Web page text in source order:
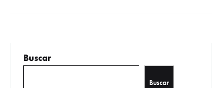
Buscar
Buscar